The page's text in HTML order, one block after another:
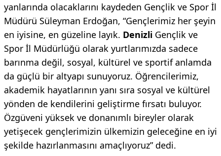
yanlarında olacaklarını kaydeden Gençlik ve Spor İl
Müdürü Süleyman Erdoğan, “Gençlerimiz her şeyin
en iyisine, en güzeline layık. Denizli Gençlik ve
Spor İl Müdürlüğü olarak yurtlarımızda sadece
barınma değil, sosyal, kültürel ve sportif anlamda
da güçlü bir altyapı sunuyoruz. Öğrencilerimiz,
akademik hayatlarının yanı sıra sosyal ve kültürel
yönden de kendilerini geliştirme fırsatı buluyor.
Özgüveni yüksek ve donanımlı bireyler olarak
yetişecek gençlerimizin ülkemizin geleceğine en iyi
şekilde hazırlanmasını amaçlıyoruz” dedi.